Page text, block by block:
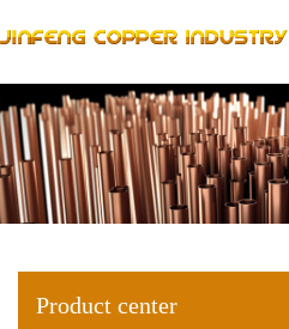
Product center